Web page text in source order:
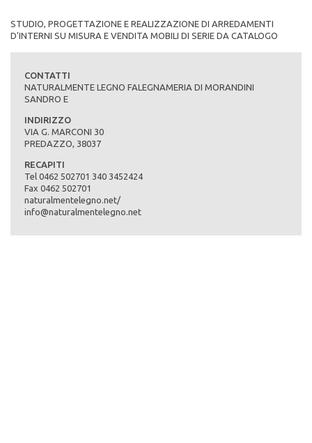
STUDIO, PROGETTAZIONE E REALIZZAZIONE DI ARREDAMENTI
D'INTERNI SU MISURA E VENDITA MOBILI DI SERIE DA CATALOGO
CONTATTI
NATURALMENTE LEGNO FALEGNAMERIA DI MORANDINI
SANDRO E
INDIRIZZO
VIA G. MARCONI 30
PREDAZZO, 38037
RECAPITI
Tel 0462 502701 340 3452424
Fax 0462 502701
naturalmentelegno.net/
info@naturalmentelegno.net
cucine moderne - Mobili in legno
RICHIEDI PREVENTIVO